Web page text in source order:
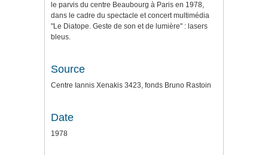
le parvis du centre Beaubourg à Paris en 1978,
dans le cadre du spectacle et concert multimédia
"Le Diatope. Geste de son et de lumière" : lasers
bleus.
Source
Centre Iannis Xenakis 3423, fonds Bruno Rastoin
Date
1978